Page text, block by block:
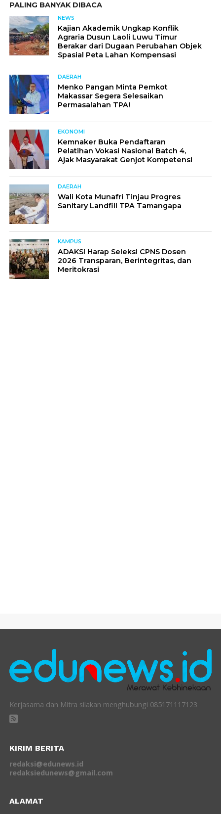
PALING BANYAK DIBACA
NEWS
Kajian Akademik Ungkap Konflik
Agraria Dusun Laoli Luwu Timur
Berakar dari Dugaan Perubahan Objek
Spasial Peta Lahan Kompensasi
DAERAH
Menko Pangan Minta Pemkot
Makassar Segera Selesaikan
Permasalahan TPA!
EKONOMI
Kemnaker Buka Pendaftaran
Pelatihan Vokasi Nasional Batch 4,
Ajak Masyarakat Genjot Kompetensi
DAERAH
Wali Kota Munafri Tinjau Progres
Sanitary Landfill TPA Tamangapa
KAMPUS
ADAKSI Harap Seleksi CPNS Dosen
2026 Transparan, Berintegritas, dan
Meritokrasi
Kerjasama dan Mitra silakan menghubungi 085171117123
KIRIM BERITA
redaksi@edunews.id
redaksiedunews@gmail.com
ALAMAT